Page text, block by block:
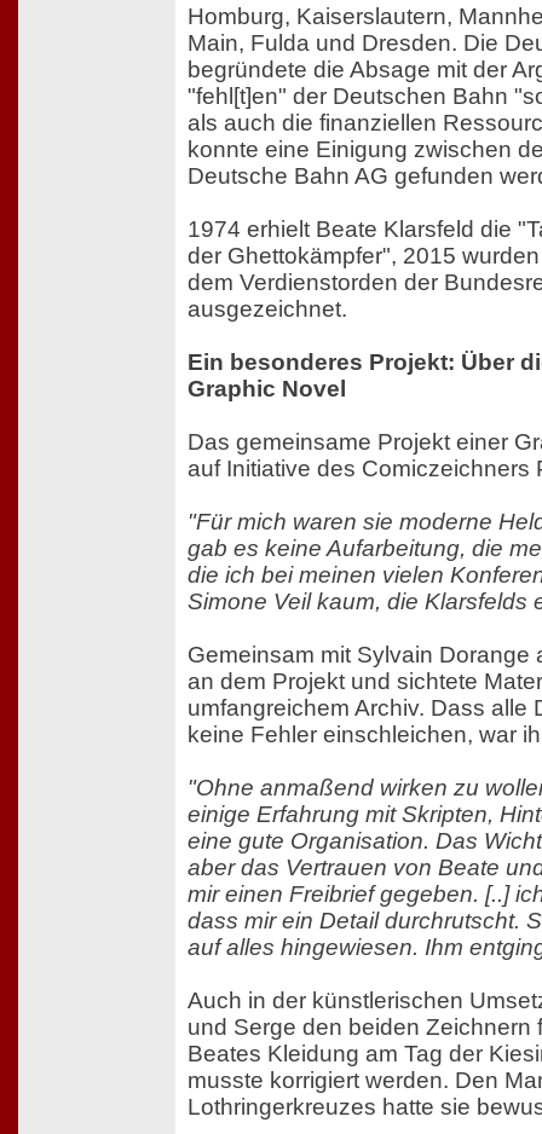
Homburg, Kaiserslautern,
Main, Fulda und Dresden. Die
begründete die Absage mit der
"fehl[t]en" der Deutschen Bahn
als auch die finanziellen
konnte eine Einigung zwischen
Deutsche Bahn AG gefunden
1974 erhielt Beate Klarsfeld die
der Ghettokämpfer", 2015
dem Verdienstorden der
ausgezeichnet.
Ein besonderes Projekt: Über
Graphic Novel
Das gemeinsame Projekt einer
auf Initiative des Comiczeichners
"Für mich waren sie moderne
gab es keine Aufarbeitung, die
die ich bei meinen vielen
Simone Veil kaum, die Klarsfelds
Gemeinsam mit Sylvain Dorange
an dem Projekt und sichtete
umfangreichem Archiv. Dass alle
keine Fehler einschleichen, war
"Ohne anmaßend wirken zu
einige Erfahrung mit Skripten,
eine gute Organisation. Das
aber das Vertrauen von Beate
mir einen Freibrief gegeben. [..]
dass mir ein Detail durchrutscht.
auf alles hingewiesen. Ihm
Auch in der künstlerischen
und Serge den beiden Zeichnern
Beates Kleidung am Tag der
musste korrigiert werden. Den
Lothringerkreuzes hatte sie